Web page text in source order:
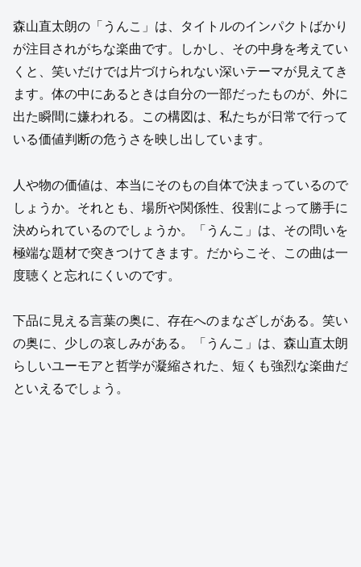
森山直太朗の「うんこ」は、タイトルのインパクトばかり
が注目されがちな楽曲です。しかし、その中身を考えてい
くと、笑いだけでは片づけられない深いテーマが見えてき
ます。体の中にあるときは自分の一部だったものが、外に
出た瞬間に嫌われる。この構図は、私たちが日常で行って
いる価値判断の危うさを映し出しています。
人や物の価値は、本当にそのもの自体で決まっているので
しょうか。それとも、場所や関係性、役割によって勝手に
決められているのでしょうか。「うんこ」は、その問いを
極端な題材で突きつけてきます。だからこそ、この曲は一
度聴くと忘れにくいのです。
下品に見える言葉の奥に、存在へのまなざしがある。笑い
の奥に、少しの哀しみがある。「うんこ」は、森山直太朗
らしいユーモアと哲学が凝縮された、短くも強烈な楽曲だ
といえるでしょう。